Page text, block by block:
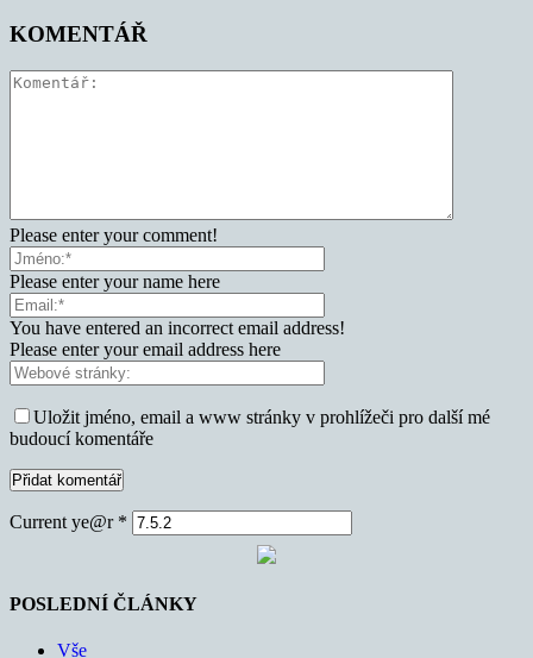
KOMENTÁŘ
Please enter your comment!
Please enter your name here
You have entered an incorrect email address!
Please enter your email address here
Uložit jméno, email a www stránky v prohlížeči pro další mé
budoucí komentáře
Current ye@r *
POSLEDNÍ ČLÁNKY
Vše